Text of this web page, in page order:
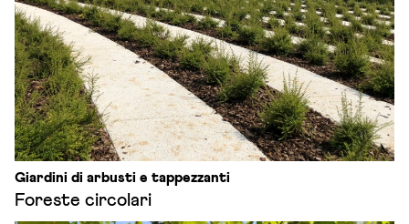
Giardini di arbusti e tappezzanti
Foreste circolari